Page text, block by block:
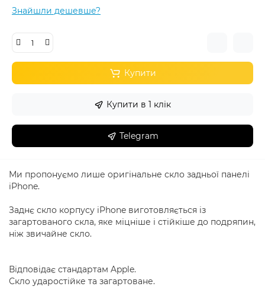
Знайшли дешевше?
Купити
Купити в 1 клік
Telegram
Ми пропонуємо лише оригінальне скло задньої панелі
iPhone.
Заднє скло корпусу iPhone виготовляється із
загартованого скла, яке міцніше і стійкіше до подряпин,
ніж звичайне скло.
Відповідає стандартам Apple.
Скло ударостійке та загартоване.